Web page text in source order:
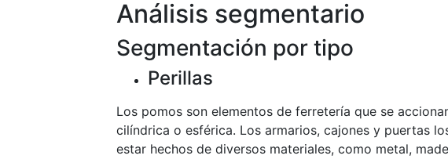
Análisis segmentario
Segmentación por tipo
Perillas
Los pomos son elementos de ferretería que se
cilíndrica o esférica. Los armarios, cajones y puertas
estar hechos de diversos materiales, como metal,